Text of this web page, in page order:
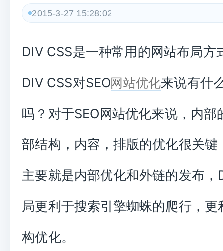
2015-3-27 15:28:02
DIV CSS是一种常用的网站布局方
DIV CSS对SEO网站优化来说有什
吗？对于SEO网站优化来说，内部
部结构，内容，排版的优化很关键
主要就是内部优化和外链的发布，
局更利于搜索引擎蜘蛛的爬行，更
构优化。